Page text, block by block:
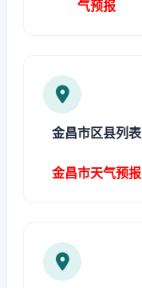
气预报
金昌市区县列表
金昌市天气预报